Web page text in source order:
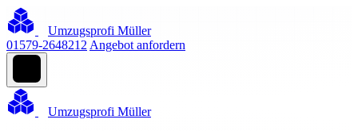
Umzugsprofi Müller
01579-2648212 Angebot anfordern
Umzugsprofi Müller